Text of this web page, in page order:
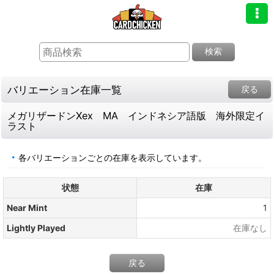
検索
バリエーション在庫一覧 戻る
メガリザードンXex MA インドネシア語版 海外限定イ
ラスト
各バリエーションごとの在庫を表示しています。
状態
在庫
Near Mint
1
Lightly Played
在庫なし
戻る